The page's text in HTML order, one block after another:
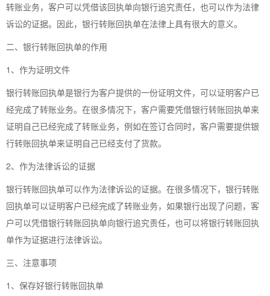
转账业务，客户可以凭借该回执单向银行追究责任，也可以作为法律
诉讼的证据。因此，银行转账回执单在法律上具有很大的意义。
二、银行转账回执单的作用
1、作为证明文件
银行转账回执单是银行为客户提供的一份证明文件，可以证明客户已
经完成了转账业务。在很多情况下，客户需要凭借银行转账回执单来
证明自己已经完成了转账业务，例如在签订合同时，客户需要提供银
行转账回执单来证明自己已经支付了货款。
2、作为法律诉讼的证据
银行转账回执单可以作为法律诉讼的证据。在很多情况下，银行转账
回执单可以证明客户已经完成了转账业务，如果银行出现了问题，客
户可以凭借银行转账回执单向银行追究责任，也可以将银行转账回执
单作为证据进行法律诉讼。
三、注意事项
1、保存好银行转账回执单